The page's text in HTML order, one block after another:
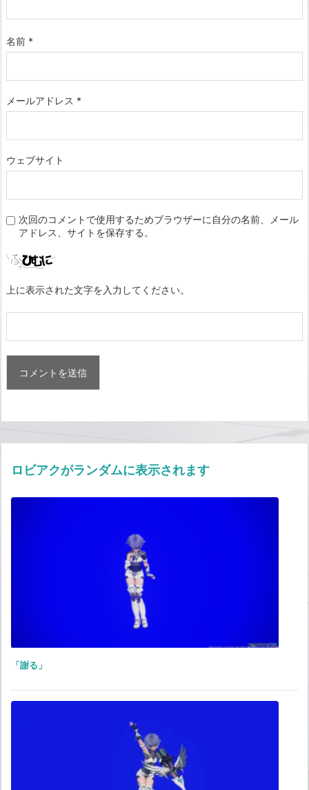
名前 *
メールアドレス *
ウェブサイト
次回のコメントで使用するためブラウザーに自分の名前、メール
アドレス、サイトを保存する。
上に表示された文字を入力してください。
ロビアクがランダムに表示されます
「謝る」